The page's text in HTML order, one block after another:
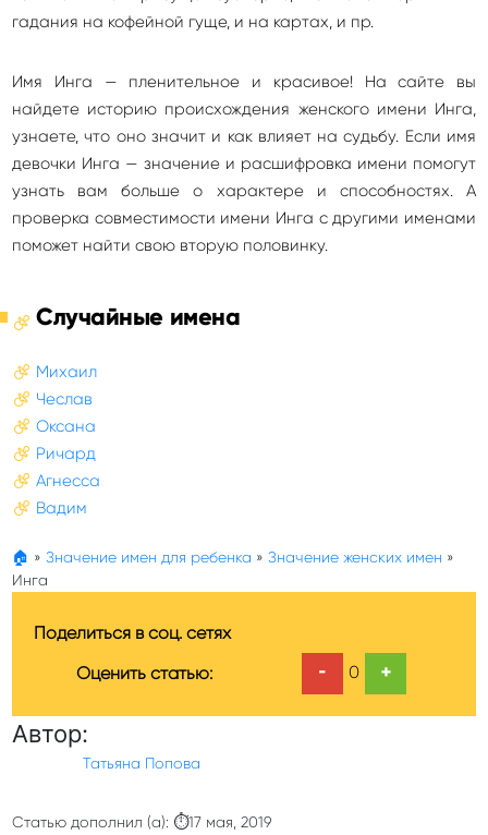
гадания на кофейной гуще, и на картах, и пр.
Имя Инга — пленительное и красивое! На сайте вы
найдете историю происхождения женского имени Инга,
узнаете, что оно значит и как влияет на судьбу. Если имя
девочки Инга — значение и расшифровка имени помогут
узнать вам больше о характере и способностях. А
проверка совместимости имени Инга с другими именами
поможет найти свою вторую половинку.
Случайные имена
Михаил
Чеслав
Оксана
Ричард
Агнесса
Вадим
🏠 » Значение имен для ребенка » Значение женских имен »
Инга
Поделиться в соц. сетях
Оценить статью:
- 0 +
Автор:
Татьяна Попова
Статью дополнил (а): ⏱17 мая, 2019